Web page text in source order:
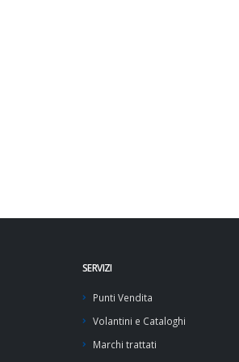
SERVIZI
Punti Vendita
Volantini e Cataloghi
Marchi trattati